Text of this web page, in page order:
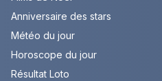
Anniversaire des stars
Météo du jour
Horoscope du jour
Résultat Loto